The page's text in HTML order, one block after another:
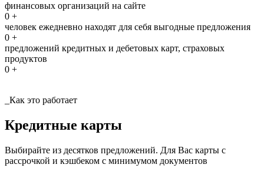
финансовых организаций на сайте
0 +
человек ежедневно находят для себя выгодные предложения
0 +
предложений кредитных и дебетовых карт, страховых
продуктов
0 +
_Как это работает
Кредитные карты
Выбирайте из десятков предложений. Для Вас карты с
рассрочкой и кэшбеком с минимумом документов